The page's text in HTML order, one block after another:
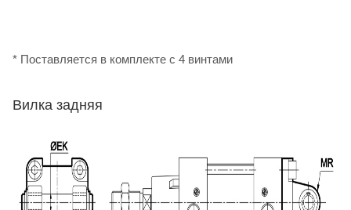
* Поставляется в комплекте с 4 винтами
Вилка задняя